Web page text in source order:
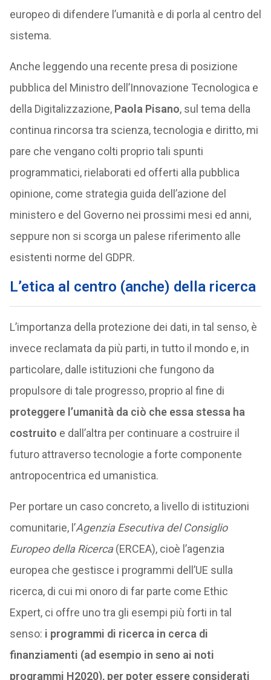
europeo di difendere l’umanità e di porla al centro del
sistema.
Anche leggendo una recente presa di posizione
pubblica del Ministro dell’Innovazione Tecnologica e
della Digitalizzazione, Paola Pisano, sul tema della
continua rincorsa tra scienza, tecnologia e diritto, mi
pare che vengano colti proprio tali spunti
programmatici, rielaborati ed offerti alla pubblica
opinione, come strategia guida dell’azione del
ministero e del Governo nei prossimi mesi ed anni,
seppure non si scorga un palese riferimento alle
esistenti norme del GDPR.
L’etica al centro (anche) della ricerca
L’importanza della protezione dei dati, in tal senso, è
invece reclamata da più parti, in tutto il mondo e, in
particolare, dalle istituzioni che fungono da
propulsore di tale progresso, proprio al fine di
proteggere l’umanità da ciò che essa stessa ha
costruito e dall’altra per continuare a costruire il
futuro attraverso tecnologie a forte componente
antropocentrica ed umanistica.
Per portare un caso concreto, a livello di istituzioni
comunitarie, l’Agenzia Esecutiva del Consiglio
Europeo della Ricerca(ERCEA), cioè l’agenzia
europea che gestisce i programmi dell’UE sulla
ricerca, di cui mi onoro di far parte come Ethic
Expert, ci offre uno tra gli esempi più forti in tal
senso: i programmi di ricerca in cerca di
finanziamenti (ad esempio in seno ai noti
programmi H2020), per poter essere considerati